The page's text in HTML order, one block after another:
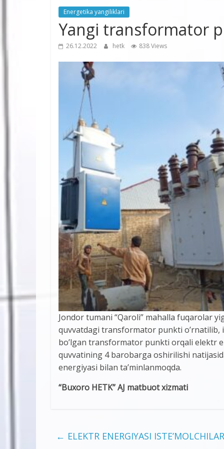
Energetika yangiliklari
Yangi transformator
26.12.2022 hetk 838 Views
Jondor tumani “Qaroli” mahalla fuqarolar
quvvatdagi transformator punkti o’rnatilib,
bo’lgan transformator punkti orqali elektr
quvvatining 4 barobarga oshirilishi
energiyasi bilan ta’minlanmoqda.
“Buxoro HETK” AJ matbuot xizmati
← ELEKTR ENERGIYASI